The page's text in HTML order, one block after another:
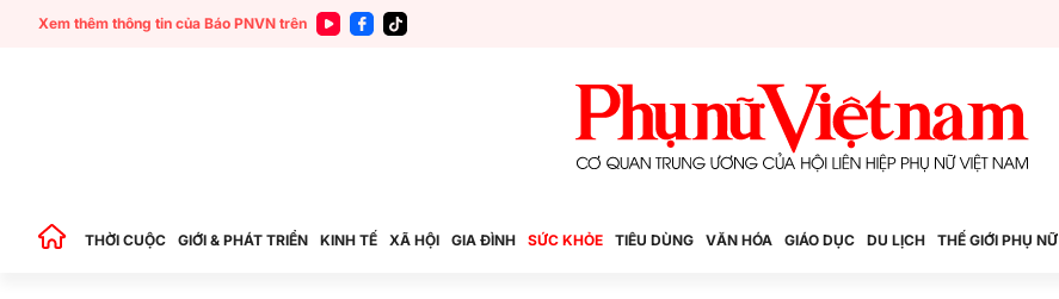
Xem thêm thông tin của Báo PNVN trên
THỜI CUỘC GIỚI & PHÁT TRIỂN KINH TẾ XÃ HỘI GIA ĐÌNH SỨC KHỎE TIÊU DÙNG VĂN HÓA GIÁO DỤC DU LỊCH THẾ GIỚI PHỤ NỮ